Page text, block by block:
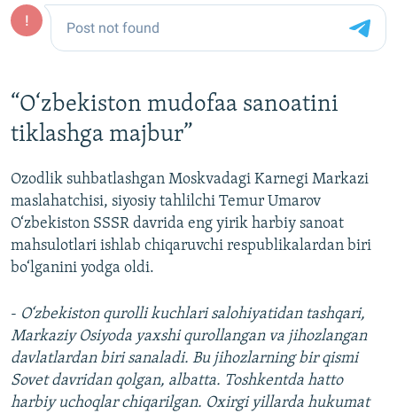
“O‘zbekiston mudofaa sanoatini
tiklashga majbur”
Ozodlik suhbatlashgan Moskvadagi Karnegi Markazi
maslahatchisi, siyosiy tahlilchi Temur Umarov
O‘zbekiston SSSR davrida eng yirik harbiy sanoat
mahsulotlari ishlab chiqaruvchi respublikalardan biri
bo‘lganini yodga oldi.
- O‘zbekiston qurolli kuchlari salohiyatidan tashqari,
Markaziy Osiyoda yaxshi qurollangan va jihozlangan
davlatlardan biri sanaladi. Bu jihozlarning bir qismi
Sovet davridan qolgan, albatta. Toshkentda hatto
harbiy uchoqlar chiqarilgan. Oxirgi yillarda hukumat